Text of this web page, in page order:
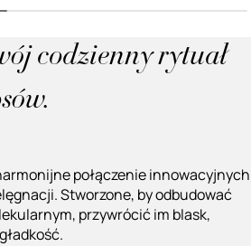
codzienny rytuał
połączenie innowacyjnych
Stworzone, by odbudować
przywrócić im blask,